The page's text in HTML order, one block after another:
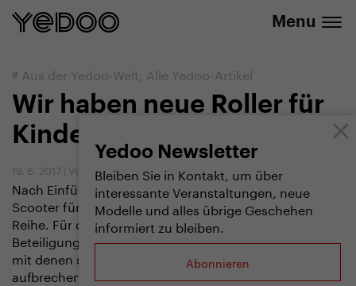
Menu
Yedoo Newsletter
Bleiben Sie in Kontakt, um über
interessante Veranstaltungen, neue
Modelle und alles übrige Geschehen
informiert zu bleiben.
Abonnieren
# Aus der Yedoo-Welt, Alle Yedoo-Artikel
Wir haben neue Roller für
Kinder
19. 6. 2017 | Vendula Kosíková
Nach Einführung einer neuen Reihe sportlicher
Scooter für Erwachsene sind nun die Kinder an der
Reihe. Für die haben wir, mit entscheidender
Beteiligung der Kinder von Yedoo, Roller entwickelt,
mit denen sie mutig in sommerliche Abenteuer
aufbrechen können.